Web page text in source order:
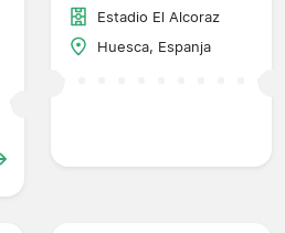
Estadio El Alcoraz
Huesca, Espanja